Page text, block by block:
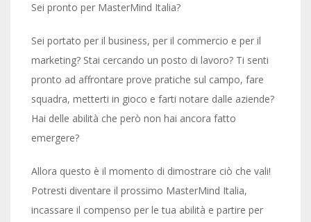
Sei pronto per MasterMind Italia?
Sei portato per il business, per il commercio e per il
marketing? Stai cercando un posto di lavoro? Ti senti
pronto ad affrontare prove pratiche sul campo, fare
squadra, metterti in gioco e farti notare dalle aziende?
Hai delle abilità che però non hai ancora fatto
emergere?
Allora questo è il momento di dimostrare ciò che vali!
Potresti diventare il prossimo MasterMind Italia,
incassare il compenso per le tua abilità e partire per